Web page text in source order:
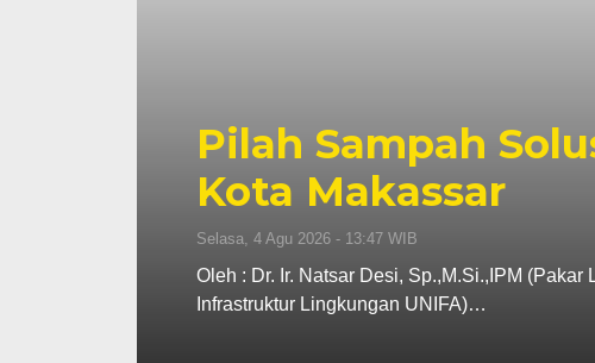
Pilah Sampah
Kota Makassar
Selasa, 4 Agu 2026 - 13:47 WIB
Oleh : Dr. Ir. Natsar Desi, Sp.,M.Si.,IPM
Infrastruktur Lingkungan UNIFA)…